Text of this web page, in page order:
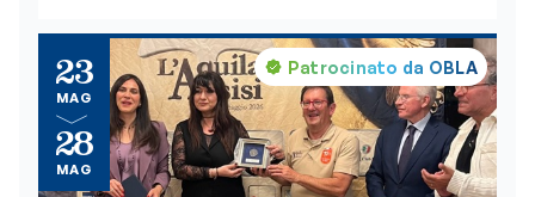
Patrocinato da OBLA
23
MAG
28
MAG